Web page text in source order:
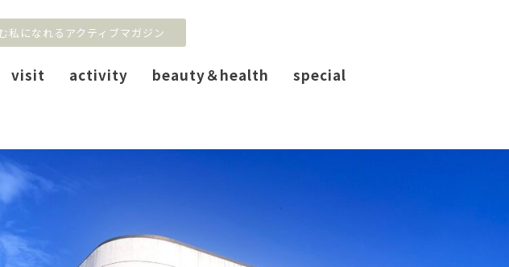
私になれるアクティブマガジン
visit activity beauty＆health special